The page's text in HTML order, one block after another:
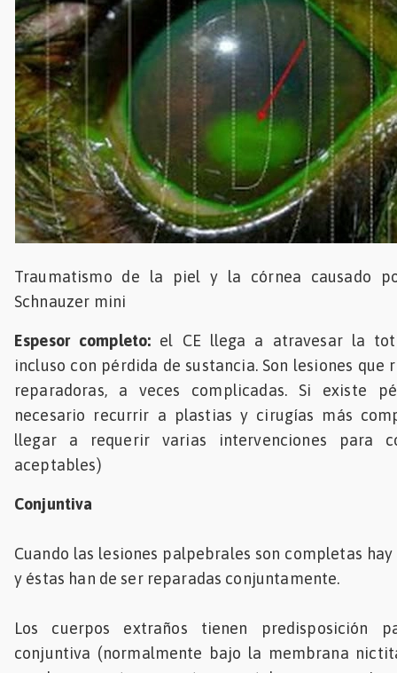
Traumatismo de la piel y la córnea causado
Schnauzer mini
Espesor completo: el CE llega a atravesar la
incluso con pérdida de sustancia. Son lesiones que
reparadoras, a veces complicadas. Si existe
necesario recurrir a plastias y cirugías más
llegar a requerir varias intervenciones para
aceptables)
Conjuntiva
Cuando las lesiones palpebrales son completas
y éstas han de ser reparadas conjuntamente.
Los cuerpos extraños tienen predisposición
conjuntiva (normalmente bajo la membrana